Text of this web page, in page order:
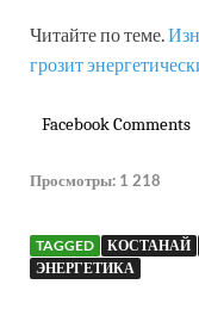
Читайте по теме.
грозит
Facebook Comments
Просмотры: 1 218
TAGGED КОСТАНАЙ
ЭНЕРГЕТИКА